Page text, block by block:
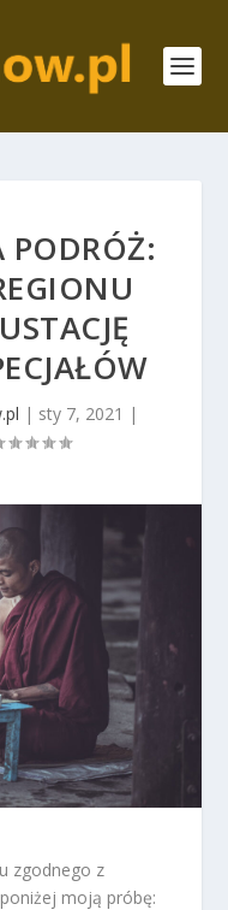
PODRÓŻ:
| sty 7, 2021 |
zgodnego z
moją próbę: